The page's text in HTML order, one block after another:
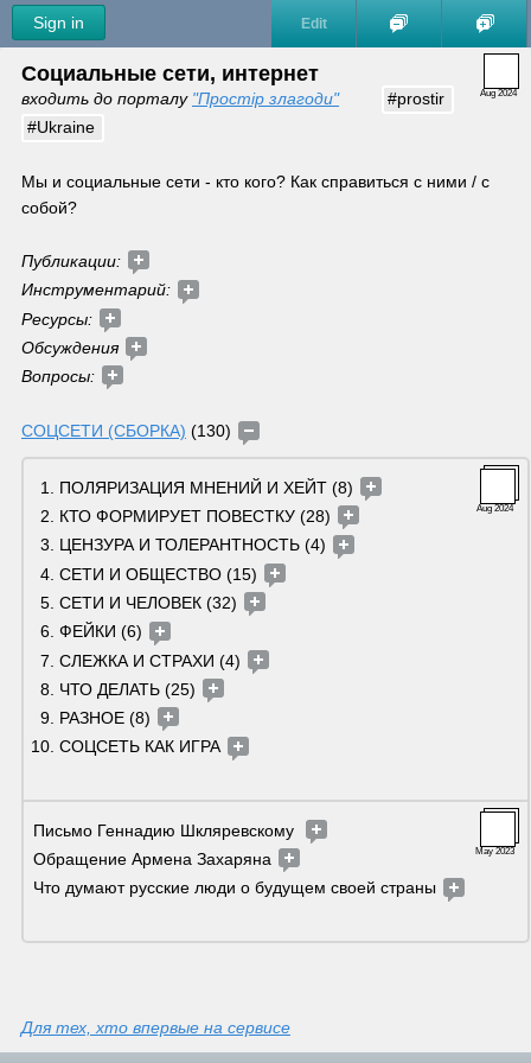
Sign in Edit
Aug 2024
Социальные сети, интернет
входить до порталу "Простір злагоди"
#prostir
#Ukraine
Мы и социальные сети - кто кого? Как справиться с ними / с
собой?
Публикации:
Инструментарий:
Ресурсы:
Обсуждения
Вопросы:
СОЦСЕТИ (СБОРКА) (130)
Aug 2024
ПОЛЯРИЗАЦИЯ МНЕНИЙ И ХЕЙТ (8)
КТО ФОРМИРУЕТ ПОВЕСТКУ (28)
ЦЕНЗУРА И ТОЛЕРАНТНОСТЬ (4)
СЕТИ И ОБЩЕСТВО (15)
СЕТИ И ЧЕЛОВЕК (32)
ФЕЙКИ (6)
СЛЕЖКА И СТРАХИ (4)
ЧТО ДЕЛАТЬ (25)
РАЗНОЕ (8)
СОЦСЕТЬ КАК ИГРА
May 2023
Письмо Геннадию Шкляревскому
Обращение Армена Захаряна
Что думают русские люди о будущем своей страны
Для тех, хто впервые на сервисе